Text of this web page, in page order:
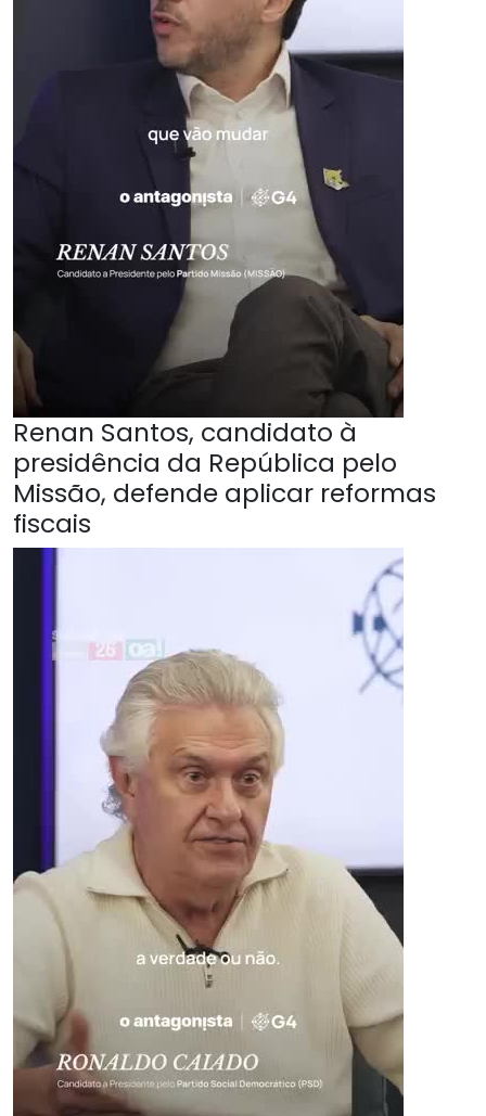
Renan Santos, candidato à
presidência da República pelo
Missão, defende aplicar reformas
fiscais